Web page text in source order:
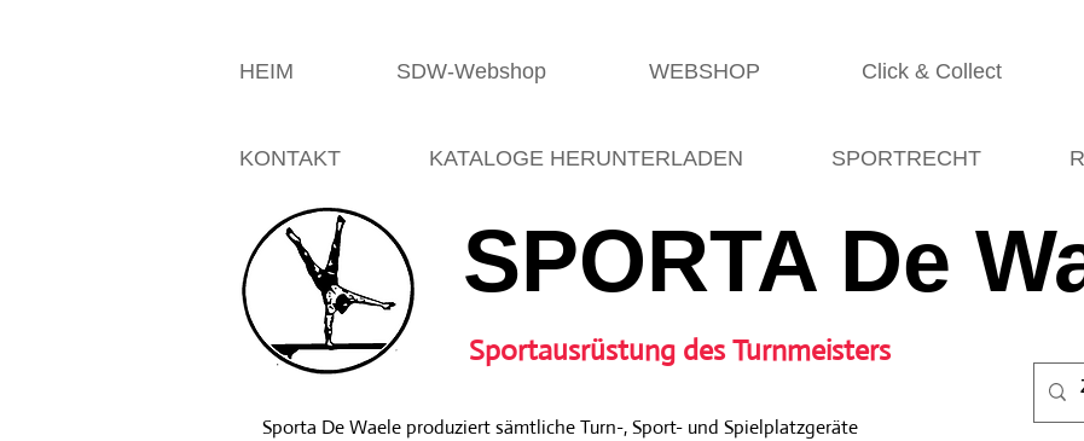
HEIM SDW-Webshop WEBSHOP Click & Collect
KONTAKT KATALOGE HERUNTERLADEN SPORTRECHT
SPORTA De
Sportausrüstung des Turnmeisters
Sporta De Waele produziert sämtliche Turn-, Sport- und Spielplatzgeräte